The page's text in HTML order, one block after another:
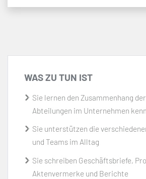
WAS ZU TUN IST
Sie lernen den Zusammenhang
Abteilungen im Unternehmen
Sie unterstützen die
und Teams im Alltag
Sie schreiben Geschäftsbriefe,
Aktenvermerke und Berichte